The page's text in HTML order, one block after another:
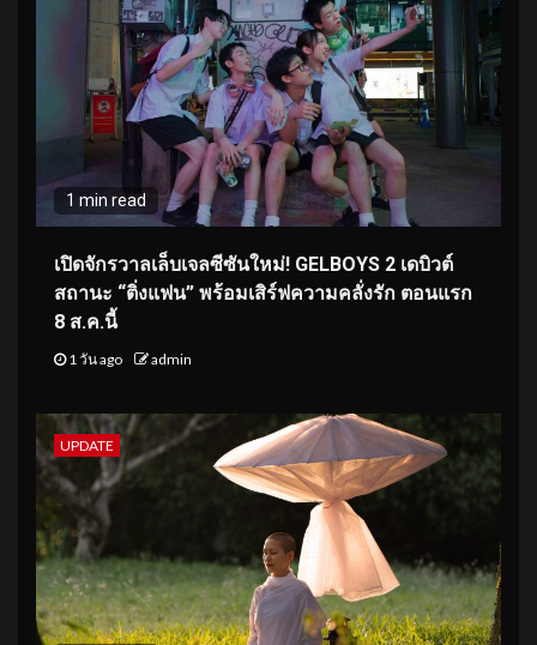
1 min read
เปิดจักรวาลเล็บเจลซีซันใหม่! GELBOYS 2 เดบิวต์
สถานะ “ติ่งแฟน” พร้อมเสิร์ฟความคลั่งรัก ตอนแรก
8 ส.ค.นี้
1 วัน ago admin
UPDATE